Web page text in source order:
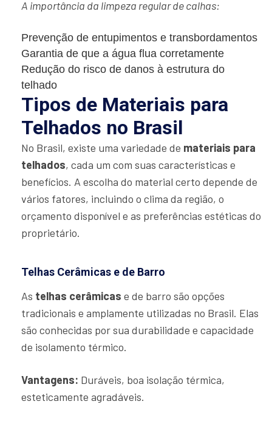
A importância da limpeza regular de calhas:
Prevenção de entupimentos e transbordamentos
Garantia de que a água flua corretamente
Redução do risco de danos à estrutura do
telhado
Tipos de Materiais para
Telhados no Brasil
No Brasil, existe uma variedade de materiais para
telhados, cada um com suas características e
benefícios. A escolha do material certo depende de
vários fatores, incluindo o clima da região, o
orçamento disponível e as preferências estéticas do
proprietário.
Telhas Cerâmicas e de Barro
As telhas cerâmicas e de barro são opções
tradicionais e amplamente utilizadas no Brasil. Elas
são conhecidas por sua durabilidade e capacidade
de isolamento térmico.
Vantagens: Duráveis, boa isolação térmica,
esteticamente agradáveis.